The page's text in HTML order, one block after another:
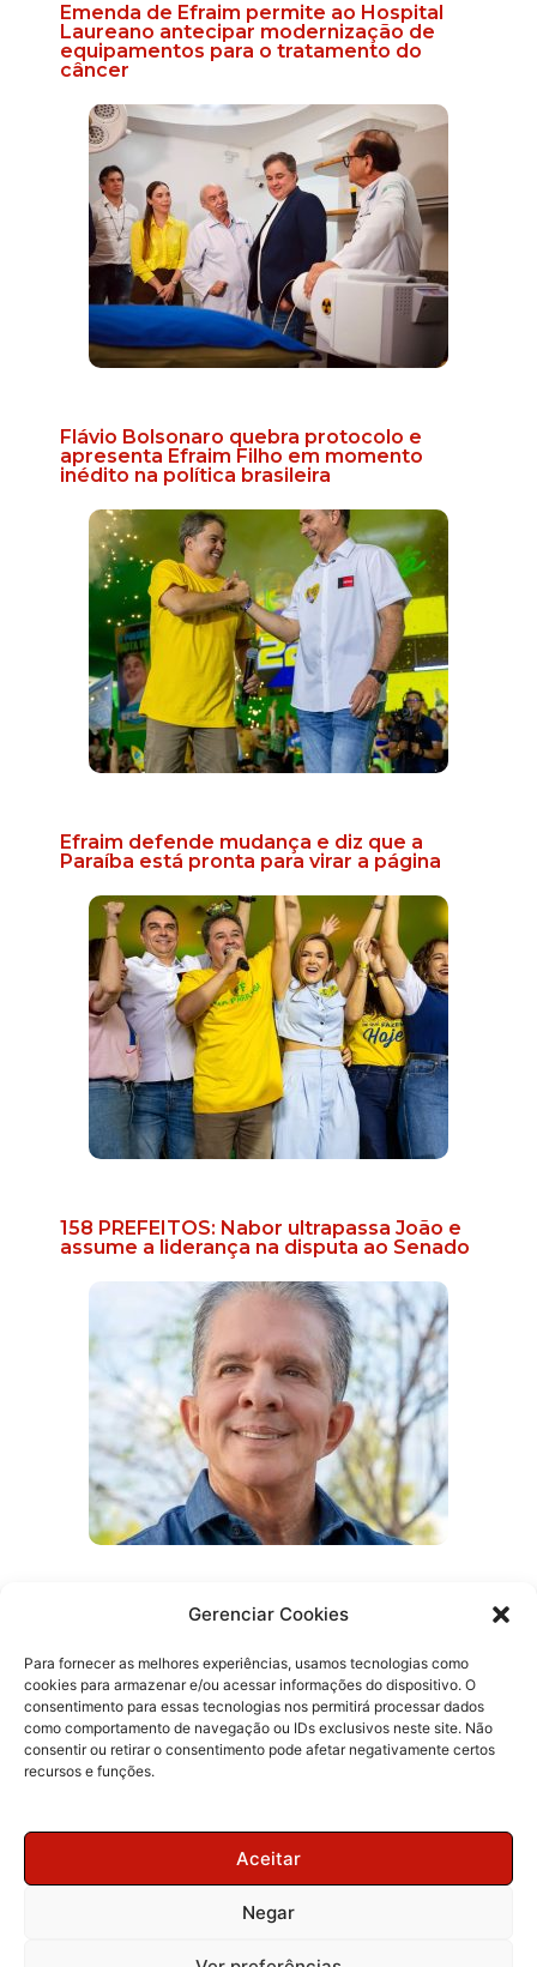
Gerenciar Cookies
Para fornecer as melhores experiências, usamos tecnologias como
cookies para armazenar e/ou acessar informações do dispositivo. O
consentimento para essas tecnologias nos permitirá processar dados
como comportamento de navegação ou IDs exclusivos neste site. Não
consentir ou retirar o consentimento pode afetar negativamente certos
recursos e funções.
Aceitar
Negar
Emenda de Efraim permite ao Hospital
Laureano antecipar modernização de
equipamentos para o tratamento do
câncer
Flávio Bolsonaro quebra protocolo e
apresenta Efraim Filho em momento
inédito na política brasileira
Efraim defende mudança e diz que a
Paraíba está pronta para virar a página
158 PREFEITOS: Nabor ultrapassa João e
assume a liderança na disputa ao Senado
Pai de secretário de Lucas anuncia apoio